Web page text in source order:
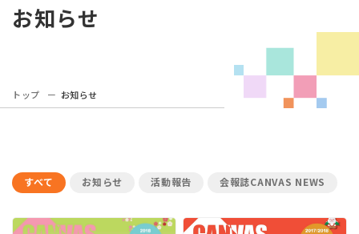
お知らせ
トップ お知らせ
すべて お知らせ 活動報告 会報誌CANVAS NEWS